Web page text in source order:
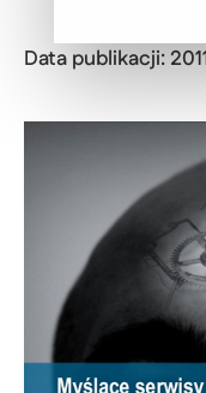
Data publikacji: